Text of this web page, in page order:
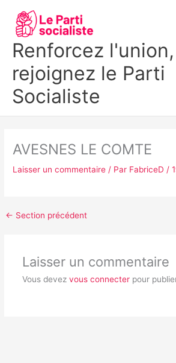
contenu
Renforcez l'union,
rejoignez le Parti
Socialiste
AVESNES LE COMTE
Laisser un commentaire / Par FabriceD/
← Section précédent
Laisser un commentaire
Vous devez vous connecterpour